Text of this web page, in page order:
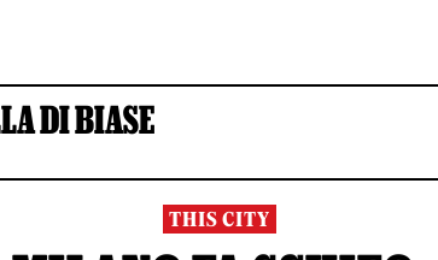
DI BIASE
THIS CITY